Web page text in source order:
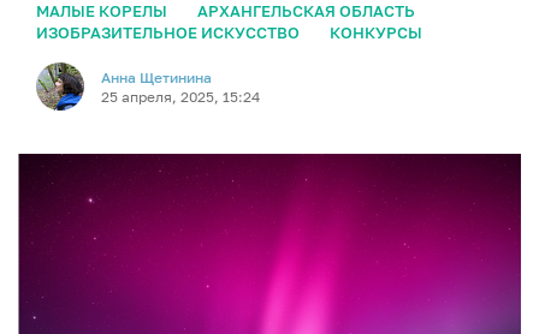
МАЛЫЕ КОРЕЛЫ
АРХАНГЕЛЬСКАЯ ОБЛАСТЬ
ИЗОБРАЗИТЕЛЬНОЕ ИСКУССТВО
КОНКУРСЫ
Анна Щетинина
25 апреля, 2025, 15:24